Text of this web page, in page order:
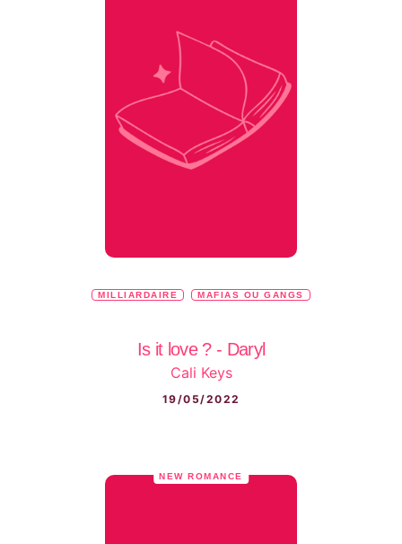
MILLIARDAIRE MAFIAS OU GANGS
Is it love ? - Daryl
Cali Keys
19/05/2022
NEW ROMANCE